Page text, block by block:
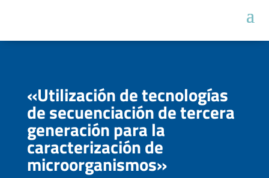
«Utilización de tecnologías
de secuenciación de tercera
generación para la
caracterización de
microorganismos»